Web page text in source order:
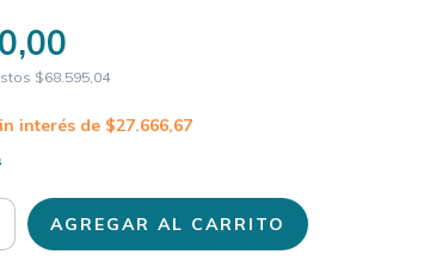
$68.595,04
interés de $27.666,67